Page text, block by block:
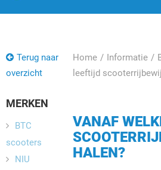
Terug naar
overzicht
Home Informatie
leeftijd
VANAF
HALEN?
MERKEN
BTC
scooters
NIU